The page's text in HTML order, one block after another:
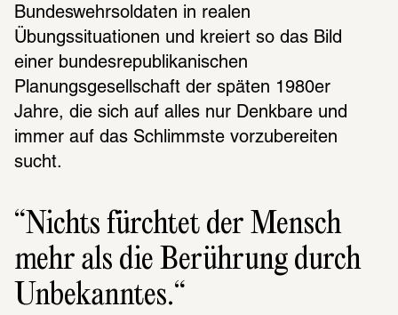
Bundeswehrsoldaten in realen
Übungssituationen und kreiert so das Bild
einer bundesrepublikanischen
Planungsgesellschaft der späten 1980er
Jahre, die sich auf alles nur Denkbare und
immer auf das Schlimmste vorzubereiten
sucht.
Nichts fürchtet der Mensch
mehr als die Berührung durch
Unbekanntes.